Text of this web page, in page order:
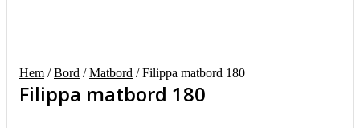
Hem /Bord /Matbord / Filippa matbord 180
Filippa matbord 180